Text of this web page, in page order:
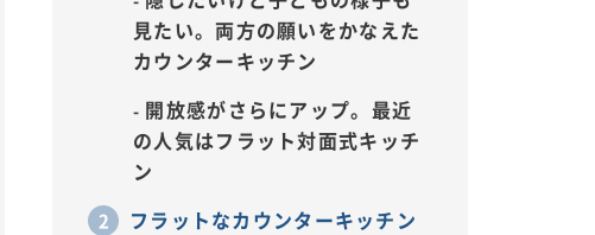
見たい。両方の願いをかなえた
カウンターキッチン
開放感がさらにアップ。最近
の人気はフラット対面式キッチ
ン
フラットなカウンターキッチン